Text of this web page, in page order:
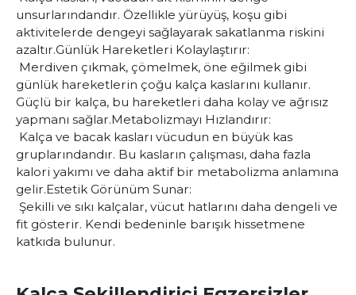
unsurlarındandır. Özellikle yürüyüş, koşu gibi
aktivitelerde dengeyi sağlayarak sakatlanma riskini
azaltır.Günlük Hareketleri Kolaylaştırır:
Merdiven çıkmak, çömelmek, öne eğilmek gibi
günlük hareketlerin çoğu kalça kaslarını kullanır.
Güçlü bir kalça, bu hareketleri daha kolay ve ağrısız
yapmanı sağlar.Metabolizmayı Hızlandırır:
Kalça ve bacak kasları vücudun en büyük kas
gruplarındandır. Bu kasların çalışması, daha fazla
kalori yakımı ve daha aktif bir metabolizma anlamına
gelir.Estetik Görünüm Sunar:
Şekilli ve sıkı kalçalar, vücut hatlarını daha dengeli ve
fit gösterir. Kendi bedeninle barışık hissetmene
katkıda bulunur.